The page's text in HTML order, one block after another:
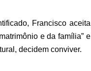
Francisco
e da família”
decidem conviver.